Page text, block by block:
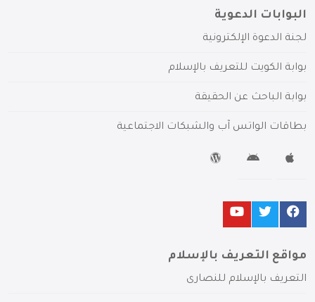
البوابات الدعوية
لجنة الدعوة الإلكترونية
بوابة الكويت للتعريف بالإسلام
بوابة الباحث عن الحقيقة
بطاقات الواتس آب والشبكات الاجتماعية
مواقع التعريف بالإسلام
التعريف بالإسلام للنصارى